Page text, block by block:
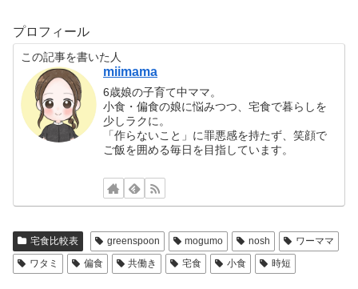
プロフィール
この記事を書いた人
miimama
6歳娘の子育て中ママ。
小食・偏食の娘に悩みつつ、宅食で暮らしを
少しラクに。
「作らないこと」に罪悪感を持たず、笑顔で
ご飯を囲める毎日を目指しています。
宅食比較表 greenspoon mogumo nosh
ワーママ
ワタミ
偏食 共働き 宅食 小食 時短